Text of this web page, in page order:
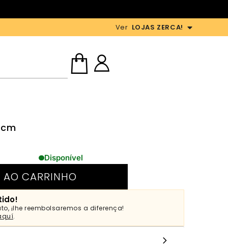
Ver LOJAS ZERCA!
Disponível
CARRINHO
¡lhe reembolsaremos a diferença!
.